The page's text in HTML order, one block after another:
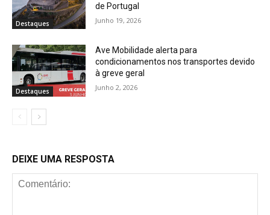
Destaques
de Portugal
Junho 19, 2026
Destaques
Ave Mobilidade alerta para
condicionamentos nos transportes devido
à greve geral
Junho 2, 2026
DEIXE UMA RESPOSTA